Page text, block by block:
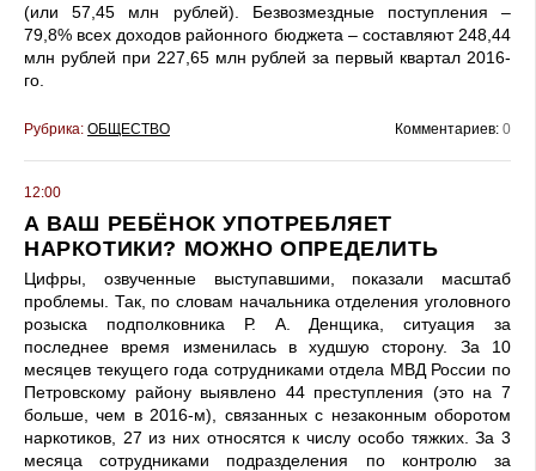
(или 57,45 млн рублей). Безвозмездные поступления –
79,8% всех доходов районного бюджета – составляют 248,44
млн рублей при 227,65 млн рублей за первый квартал 2016-
го.
Рубрика: ОБЩЕСТВО Комментариев: 0
12:00
А ВАШ РЕБЁНОК УПОТРЕБЛЯЕТ
НАРКОТИКИ? МОЖНО ОПРЕДЕЛИТЬ
Цифры, озвученные выступавшими, показали масштаб
проблемы. Так, по словам начальника отделения уголовного
розыска подполковника Р. А. Денщика, ситуация за
последнее время изменилась в худшую сторону. За 10
месяцев текущего года сотрудниками отдела МВД России по
Петровскому району выявлено 44 преступления (это на 7
больше, чем в 2016-м), связанных с незаконным оборотом
наркотиков, 27 из них относятся к числу особо тяжких. За 3
месяца сотрудниками подразделения по контролю за